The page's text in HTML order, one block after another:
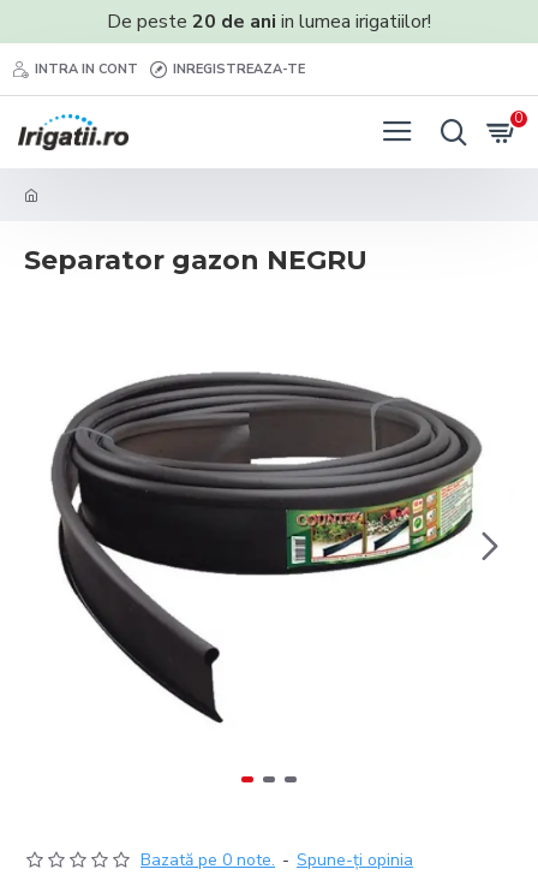
De peste 20 de ani in lumea irigatiilor!
INTRA IN CONT INREGISTREAZA-TE
0
Separator gazon NEGRU
Bazată pe 0 note. - Spune-ţi opinia